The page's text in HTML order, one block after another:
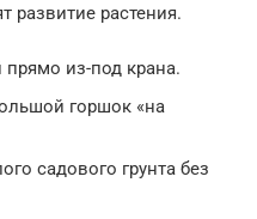
развитие растения.
из-под крана.
горшок «на
садового грунта без